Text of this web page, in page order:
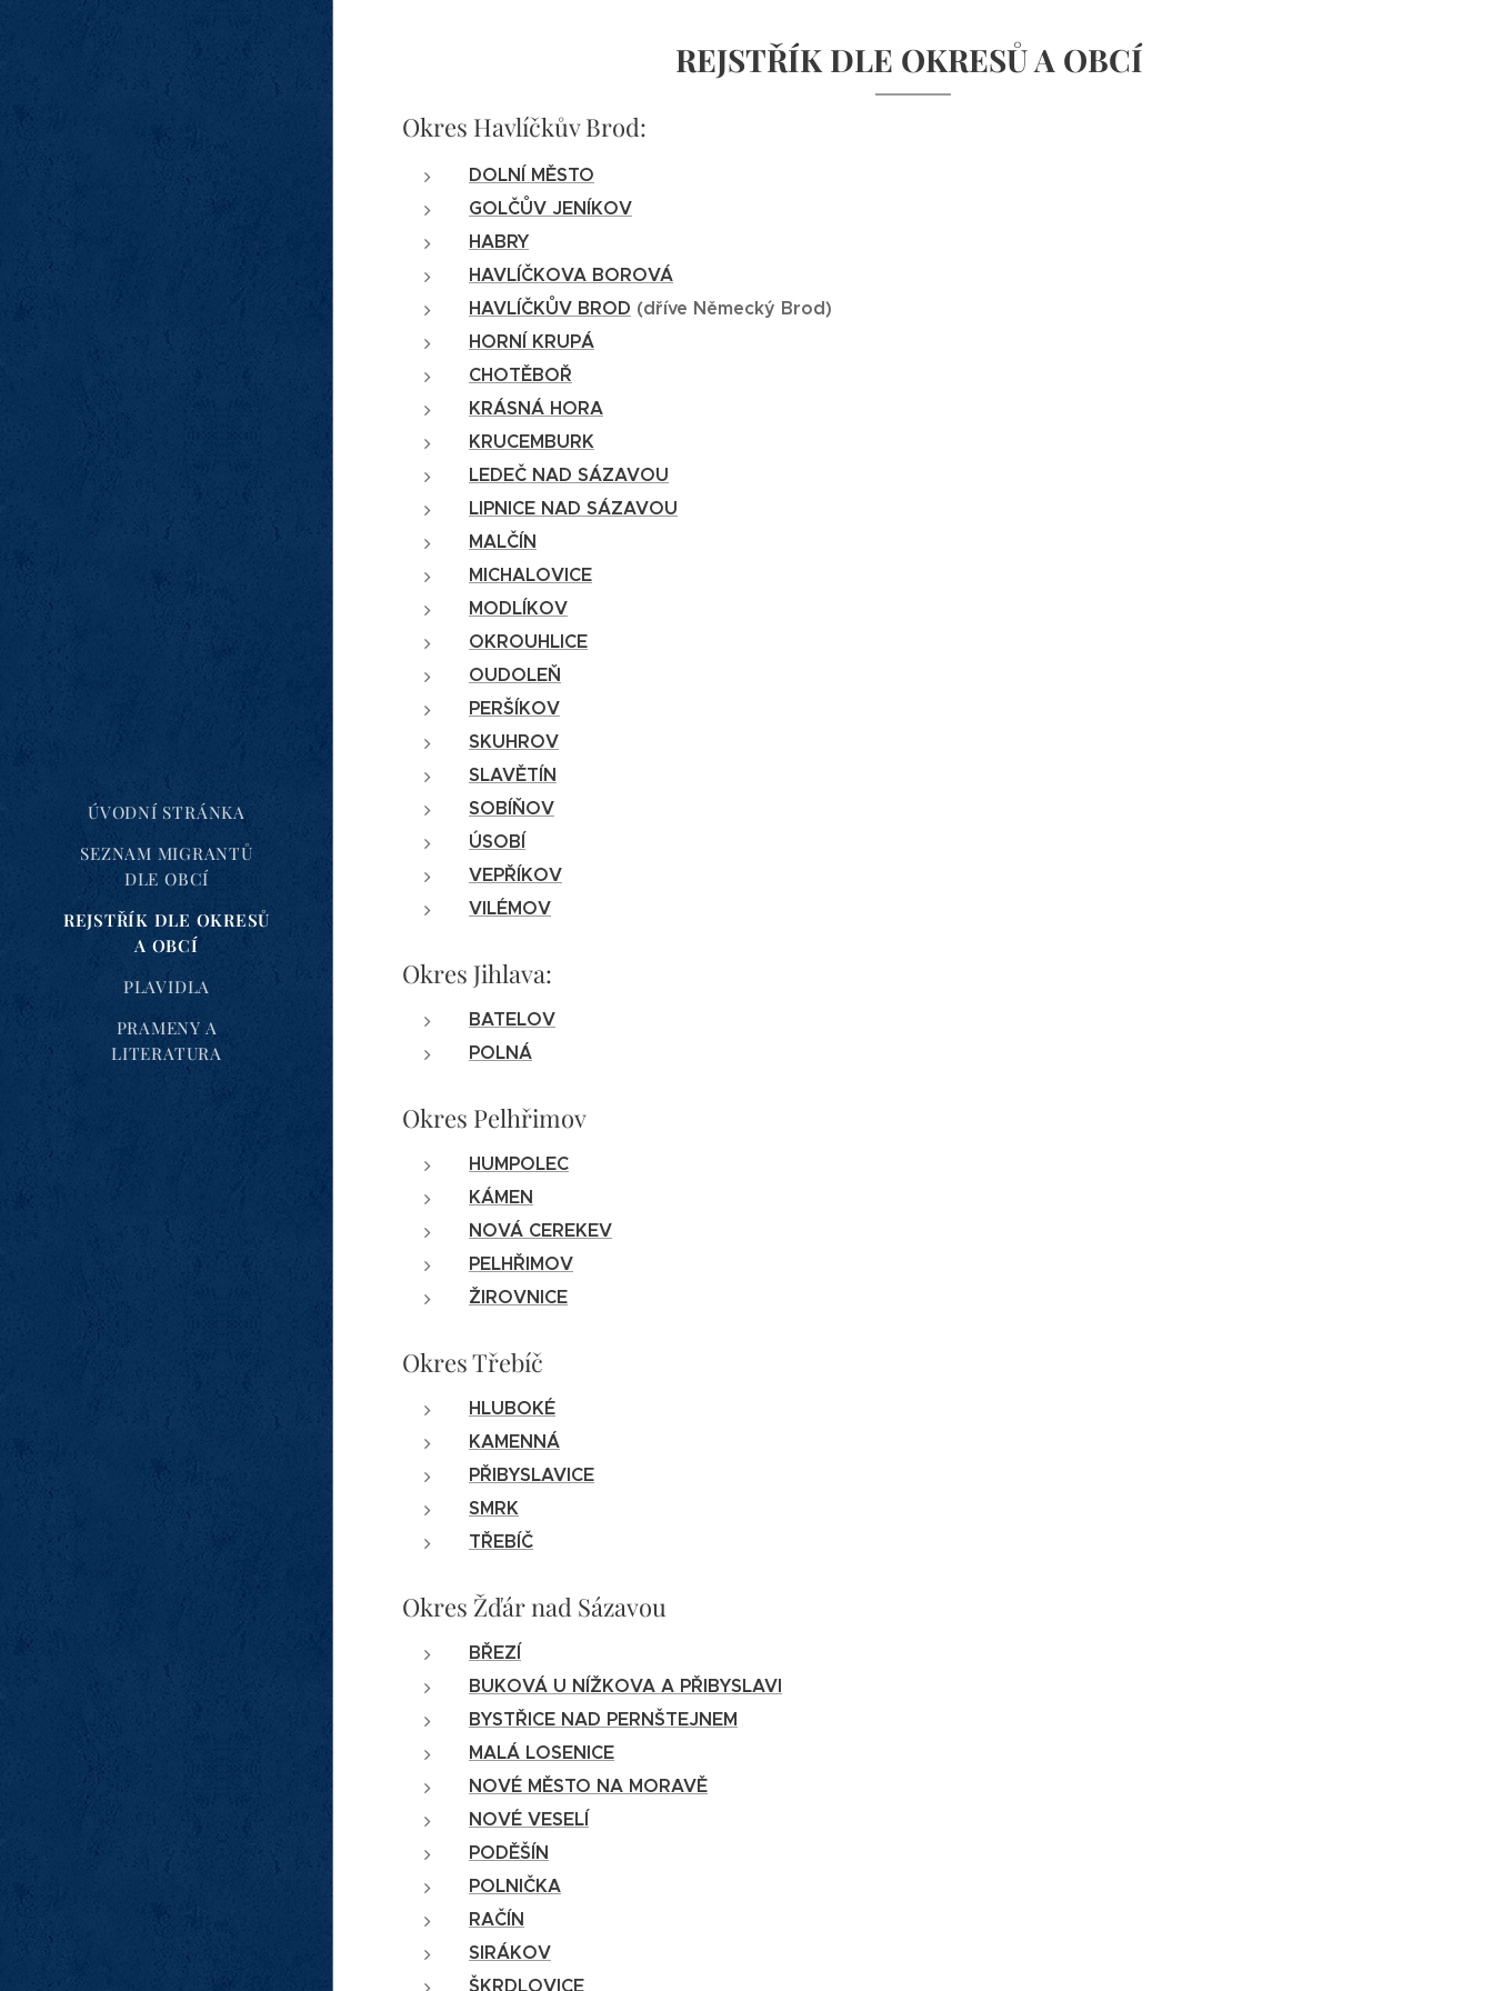
ÚVODNÍ STRÁNKA
SEZNAM MIGRANTŮ
DLE OBCÍ
REJSTŘÍK DLE OKRESŮ
A OBCÍ
PLAVIDLA
PRAMENY A
LITERATURA
REJSTŘÍK DLE OKRESŮ A OBCÍ
Okres Havlíčkův Brod:
DOLNÍ MĚSTO
GOLČŮV JENÍKOV
HABRY
HAVLÍČKOVA BOROVÁ
HAVLÍČKŮV BROD (dříve Německý Brod)
HORNÍ KRUPÁ
CHOTĚBOŘ
KRÁSNÁ HORA
KRUCEMBURK
LEDEČ NAD SÁZAVOU
LIPNICE NAD SÁZAVOU
MALČÍN
MICHALOVICE
MODLÍKOV
OKROUHLICE
OUDOLEŇ
PERŠÍKOV
SKUHROV
SLAVĚTÍN
SOBÍŇOV
ÚSOBÍ
VEPŘÍKOV
VILÉMOV
Okres Jihlava:
BATELOV
POLNÁ
Okres Pelhřimov
HUMPOLEC
KÁMEN
NOVÁ CEREKEV
PELHŘIMOV
ŽIROVNICE
Okres Třebíč
HLUBOKÉ
KAMENNÁ
PŘIBYSLAVICE
SMRK
TŘEBÍČ
Okres Žďár nad Sázavou
BŘEZÍ
BUKOVÁ U NÍŽKOVA A PŘIBYSLAVI
BYSTŘICE NAD PERNŠTEJNEM
MALÁ LOSENICE
NOVÉ MĚSTO NA MORAVĚ
NOVÉ VESELÍ
PODĚŠÍN
POLNIČKA
RAČÍN
SIRÁKOV
ŠKRDLOVICE